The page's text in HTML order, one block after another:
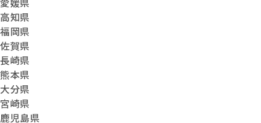
高知県
福岡県
佐賀県
長崎県
熊本県
大分県
宮崎県
鹿児島県